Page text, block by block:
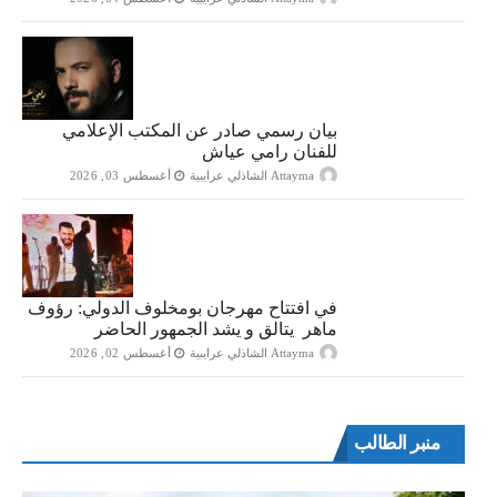
بيان رسمي صادر عن المكتب الإعلامي
للفنان رامي عياش
Attayma الشاذلي عرايبية أغسطس 03, 2026
في افتتاح مهرجان بومخلوف الدولي: رؤوف
ماهر يتالق و يشد الجمهور الحاضر
Attayma الشاذلي عرايبية أغسطس 02, 2026
منبر الطالب